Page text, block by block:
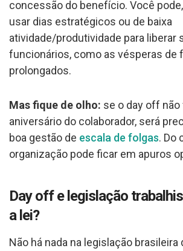
concessão do benefício. Você
usar dias estratégicos ou de baixa
atividade/produtividade para liberar
funcionários, como as vésperas de
prolongados.
Mas fique de olho: se o day off
aniversário do colaborador, será
boa gestão de escala de folgas. Do
organização pode ficar em apuros
Day off e legislação
a lei?
Não há nada na legislação brasileira